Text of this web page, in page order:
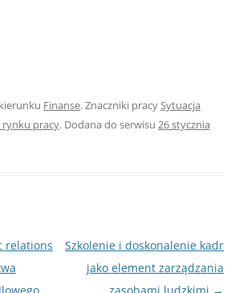
Finanse. Znaczniki pracySytuacja
pracy. Dodana do serwisu 26 stycznia
relations
Szkolenie i doskonalenie kadr
jako element zarządzania